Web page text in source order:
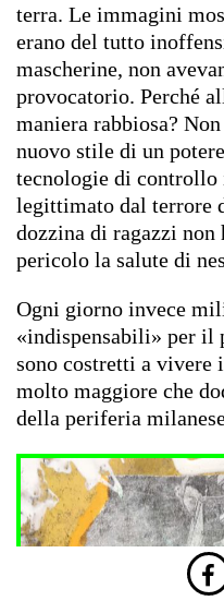
terra. Le immagini
erano del tutto
mascherine, non
provocatorio. Perché
maniera rabbiosa?
nuovo stile di un
tecnologie di controllo
legittimato dal terrore
dozzina di ragazzi non
pericolo la salute di
Ogni giorno invece
«indispensabili» per
sono costretti a
molto maggiore che
della periferia